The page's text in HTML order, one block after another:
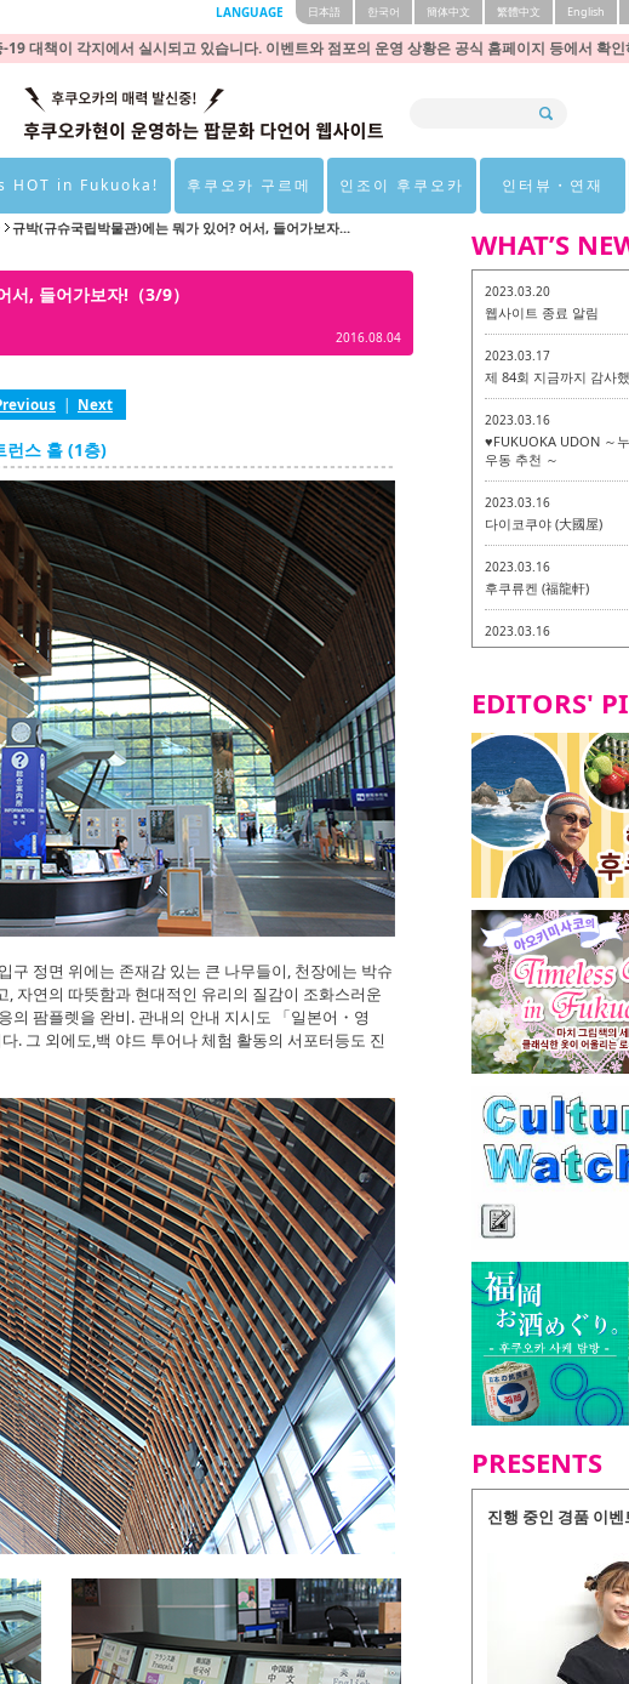
19 대책이 각지에서 실시되고 있습니다. 이벤트와 점포의 운영 상황은 공식 홈페이지 등에서 확
LANGUAGE 日本語 한국어 簡体中文 繁體中文 English
HOT in Fukuoka! 후쿠오카 구르메 인조이 후쿠오카 인터뷰・연재
규박(규슈국립박물관)에는 뭐가 있어? 어서, 들어가보자...
서, 들어가보자!（3/9）
2016.08.04
| Next
런스 홀 (1층)
구 정면 위에는 존재감 있는 큰 나무들이, 천장에는 박슈
자연의 따뜻함과 현대적인 유리의 질감이 조화스러운
의 팜플렛을 완비. 관내의 안내 지시도 「일본어・영
. 그 외에도,백 야드 투어나 체험 활동의 서포터등도 진
WHAT’S
2023.03.20
웹사이트 종료 알림
2023.03.17
제 84회 지금까지 감사
2023.03.16
♥FUKUOKA UDON ～
우동 추천 ～
2023.03.16
다이코쿠야 (大國屋)
2023.03.16
후쿠류켄 (福龍軒)
2023.03.16
후쿠오카 라멘 월드 -
2023.03.07
비건・베지테리언 메뉴
2023.03.07
이소기요카라즈 하카타
지테리언 메뉴 시식투어
2023.03.02
little stand 다이묘점 -
카시
2023.02.28
토치쿠켄 오리오본사
EDITORS'
PRESENTS
진행 중인 경품 이벤